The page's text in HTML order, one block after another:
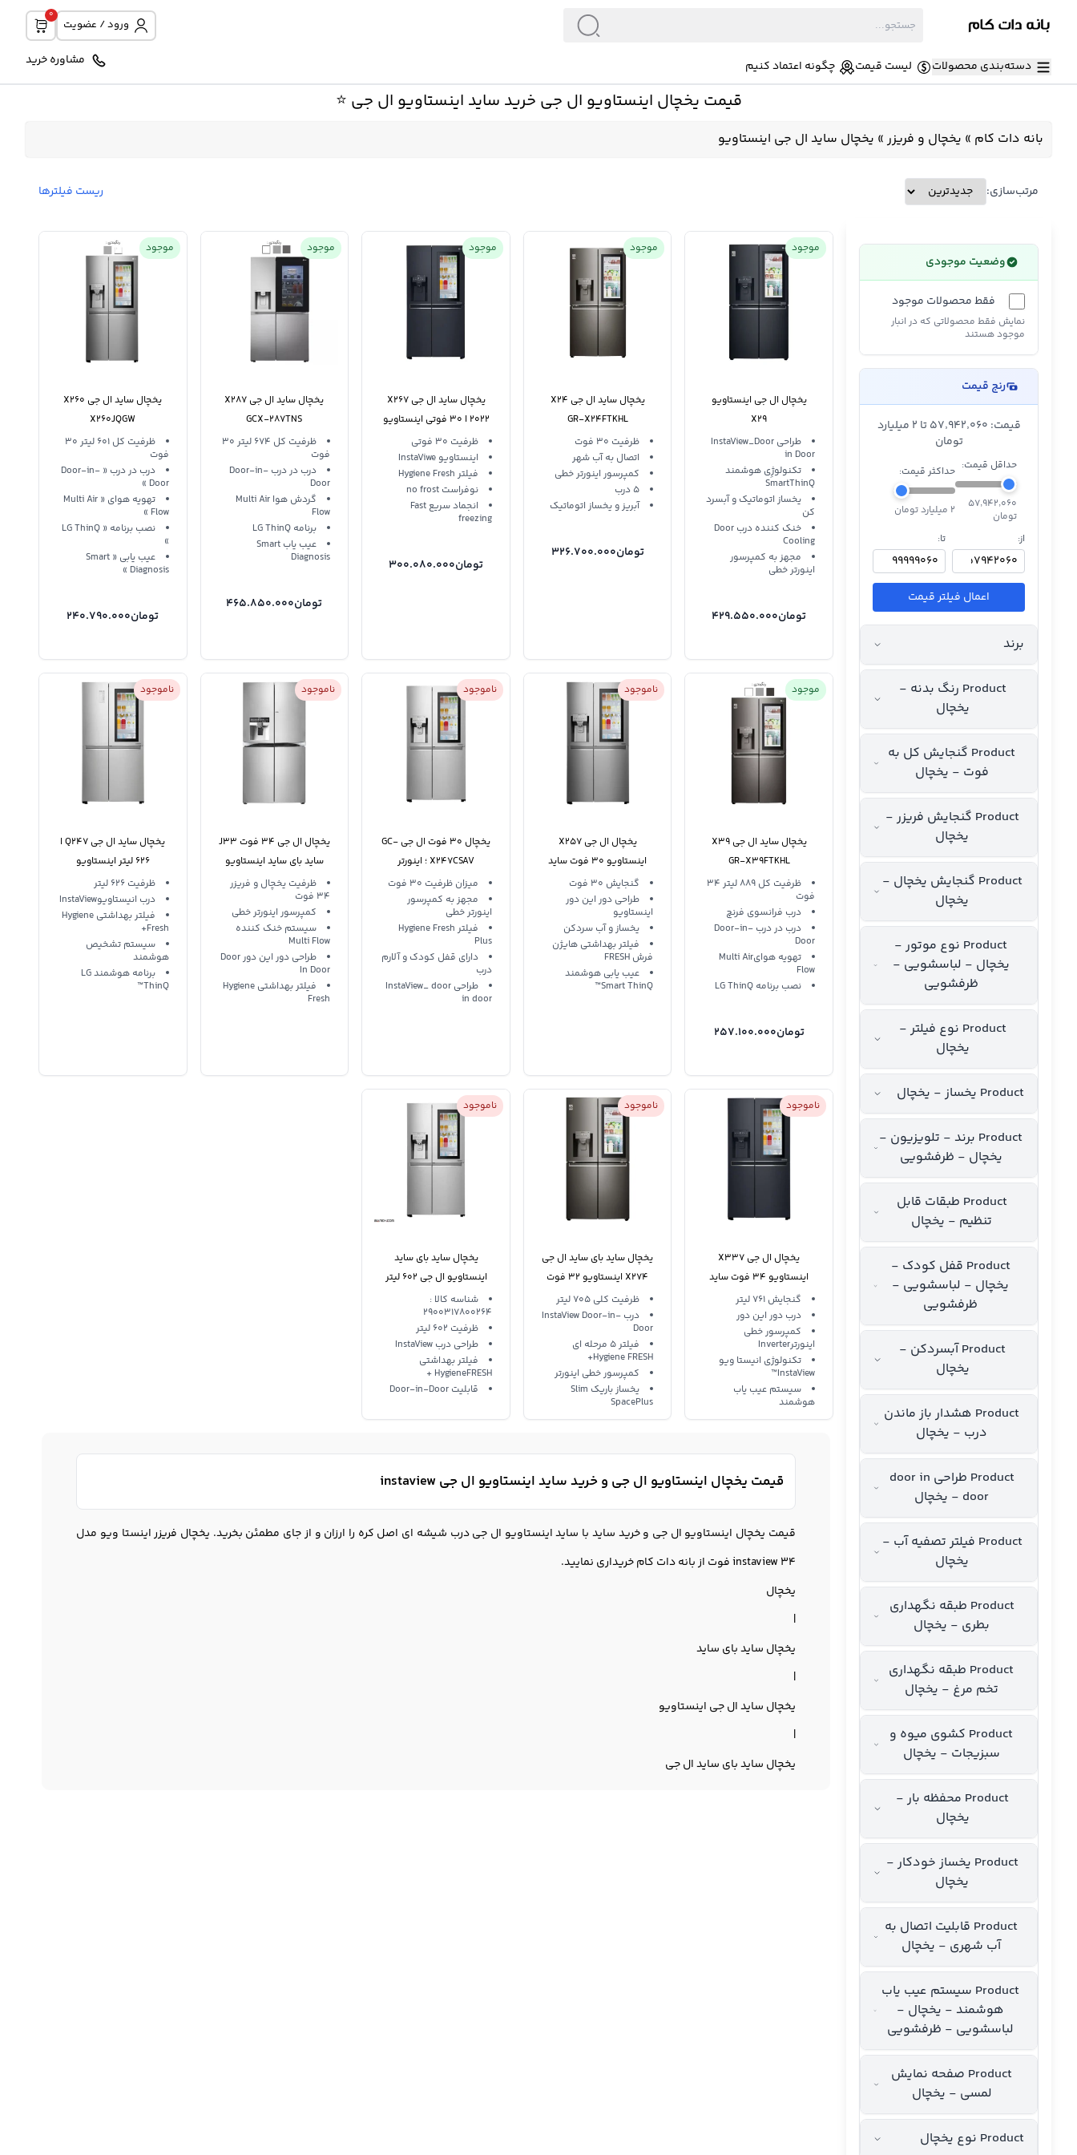
ورود / عضویت
0
دسته‌بندی محصولات لیست قیمت چگونه اعتماد کنیم مشاوره خرید
قیمت یخچال اینستاویو ال جی خرید ساید اینستاویو ال جی ⭐️
بانه دات کام » یخچال و فریزر» یخچال ساید ال جی اینستاویو
مرتب‌سازی: ریست فیلترها
وضعیت موجودی
فقط محصولات موجود
نمایش فقط محصولاتی که در انبار
موجود هستند
رنج قیمت
قیمت: ۵۷٬۹۴۲٬۰۶۰ تا 2 میلیارد
تومان
حداقل قیمت:
۵۷٬۹۴۲٬۰۶۰
تومان
حداکثر قیمت:
2 میلیارد تومان
از:
تا:
اعمال فیلتر قیمت
برند
Product رنگ بدنه -
یخچال
Product گنجایش کل به
فوت - یخچال
Product گنجایش فریزر -
یخچال
Product گنجایش یخچال -
یخچال
Product نوع موتور -
یخچال - لباسشویی -
ظرفشویی
Product نوع فیلتر -
یخچال
Product یخساز - یخچال
Product برند - تلویزیون -
یخچال - ظرفشویی
Product طبقات قابل
تنظیم - یخچال
Product قفل کودک -
یخچال - لباسشویی -
ظرفشویی
Product آبسردکن -
یخچال
Product هشدار باز ماندن
درب - یخچال
Product طراحی door in
door - یخچال
Product فیلتر تصفیه آب -
یخچال
Product طبقه نگهداری
بطری - یخچال
Product طبقه نگهداری
تخم مرغ - یخچال
Product کشوی میوه و
سبزیجات - یخچال
Product محفظه بار -
یخچال
Product یخساز خودکار -
یخچال
Product قابلیت اتصال به
آب شهری - یخچال
Product سیستم عیب یاب
هوشمند - یخچال -
لباسشویی - ظرفشویی
Product صفحه نمایش
لمسی - یخچال
Product نوع یخچال
موجود
یخچال ال جی اینستاویو
X29
طراحی InstaView_Door
in Door
تکنولوژِی هوشمند
SmartThinQ
یخساز اتوماتیک و آبسرد
کن
خنک کننده درب Door
Cooling
مجهز به کمپرسور
اینورتر خطی
تومان429.550.000
موجود
یخچال ساید ال جی X24
GR-X24FTKHL
ظرفیت 30 فوت
اتصال به آب شهر
کمپرسور اینورتر خطی
5 درب
آبریز و یخساز اتوماتیک
تومان326.700.000
موجود
یخچال ساید ال جی X267
2022 ا ۳۰ فوتی اینستاویو
ظرفیت 30 فوتی
اینستاویو InstaViwe
فیلتر Hygiene Fresh
نوفراست no frost
انجماد سریع Fast
freezing
تومان300.080.000
موجود
یخچال ساید ال جی X287
GCX-287TNS
ظرفیت‌ کل‌‌ 674 لیتر 30
فوت
درب در درب Door-in-
Door
گردش هوا Multi Air
Flow
برنامه LG ThinQ
عیب یاب Smart
Diagnosis
تومان465.850.000
موجود
یخچال ساید ال جی X260
X260JQGW
ظرفیت‌ کل‌‌ 601 لیتر 30
فوت
درب در درب « Door-in-
Door »
تهویه هوای « Multi Air
Flow »
نصب برنامه « LG ThinQ
»
عیب یابی « Smart
Diagnosis »
تومان240.790.000
موجود
یخچال ساید ال جی X39
GR-X39FTKHL
ظرفیت‌ کل‌‌ 889 لیتر 34
فوت
درب فرانسوی فرنچ
درب در درب Door-in-
Door
تهویه هوایMulti Air
Flow
نصب برنامه LG ThinQ
تومان257.100.000
ناموجود
یخچال ال جی X257
اینستاویو 30 فوت ساید
بای ساید دور این دور اینورتر
گنجایش 30 فوت
طراحی دور این دور
اینستاویو
یخساز و آب سردکن
فیلتر بهداشتی هایژن
فرش FRESH
عیب یابی هوشمند
Smart ThinQ™
ناموجود
یخچال 30 فوت ال جی GC-
X247CSAV ؛ اینورتر
اینستاویو
میزان ظرفیت 30 فوت
مجهز به کمپرسور
اینورتر خطی
فیلتر Hygiene Fresh
Plus
دارای قفل کودک و آلارم
درب
طراحی InstaView_ door
in door
ناموجود
یخچال ال جی 34 فوت J33
ساید بای ساید اینستاویو
یخساز
ظرفیت یخچال و فریزر
34 فوت
کمپرسور اینورتر خطی
سیستم خنک کننده
Multi Flow
طراحی دور این دور Door
In Door
فیلتر بهداشتی Hygiene
Fresh
ناموجود
یخچال ساید ال جی Q247 ا
626 لیتر اینستاویو
ظرفیت 626 لیتر
درب انیستاویوInstaView
فیلتر بهداشتی Hygiene
Fresh+
سیستم تشخیص
هوشمند
برنامه هوشمند LG
ThinQ™
ناموجود
یخچال ال جی X337
اینستاویو 34 فوت ساید
بای ساید یخساز بدون برفک
گنجایش 761 لیتر
درب دور این دور
کمپرسور خطی
اینورترInverter
تکنولوژی انیستا ویو
InstaView™
سیستم عیب یاب
هوشمند
ناموجود
یخچال ساید بای ساید ال جی
X274 اینستاویو 32 فوت
دور این دور یخساز
ظرفیت کلی 705 لیتر
درب InstaView Door-in-
Door
فیلتر 5 مرحله ای
Hygiene FRESH+
کمپرسور خطی اینورتر
یخساز باریک Slim
SpacePlus
ناموجود
یخچال ساید بای ساید
اینستاویو ال جی 602 لیتر
LG SXI535NS InstaView
Door-in-Door
شناسه کالا :
2900317800264
ظرفیت 602 لیتر
طراحی درب InstaView
فیلتر بهداشتی
HygieneFRESH +
قابلیت Door-in-Door
قیمت یخچال اینستاویو ال جی و خرید ساید اینستاویو ال جی instaview
قیمت یخچال اینستاویو ال جی و خرید ساید با ساید اینستاویو ال جی درب شیشه ای اصل کره را ارزان و از جای مطمئن بخرید. یخچال فریزر اینستا ویو مدل
instaview 34 فوت از بانه دات کام خریداری نمایید.
یخچال
|
یخچال ساید بای ساید
|
یخچال ساید ال جی اینستاویو
|
یخچال ساید بای ساید ال جی